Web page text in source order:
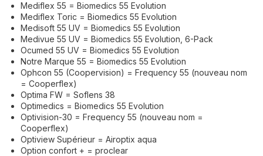
Mediflex 55 = Biomedics 55 Evolution
Mediflex Toric = Biomedics 55 Evolution
Medisoft 55 UV = Biomedics 55 Evolution
Medivue 55 UV = Biomedics 55 Evolution, 6-Pack
Ocumed 55 UV = Biomedics 55 Evolution
Notre Marque 55 = Biomedics 55 Evolution
Ophcon 55 (Coopervision) = Frequency 55 (nouveau nom
= Cooperflex)
Optima FW = Soflens 38
Optimedics = Biomedics 55 Evolution
Optivision-30 = Frequency 55 (nouveau nom =
Cooperflex)
Optiview Supérieur = Airoptix aqua
Option confort + = proclear